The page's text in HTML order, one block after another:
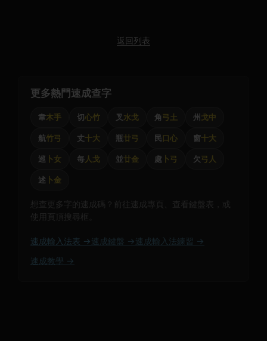
返回列表
更多熱門速成查字
韋木手 切心竹 叉 水戈 角弓土 州 戈中
航竹弓 丈十大 瓶廿弓 民口心 窗十大
巡 卜女 每人戈 並廿金 處 卜弓 欠弓人
述 卜金
想查更多字的速成碼？前往速成專頁、查看鍵盤表，或
使用頁頂搜尋框。
速成輸入法表 → 速成鍵盤 → 速成輸入法練習 →
速成教學 →